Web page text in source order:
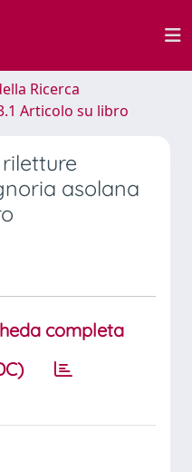
Ricerca
Articolo su libro
asolana
completa